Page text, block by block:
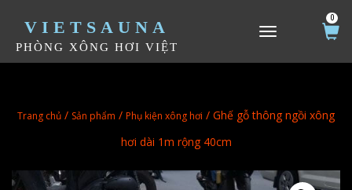
VIETSAUNA
PHÒNG XÔNG HƠI VIỆT
TOGGLE NAVIGATION
0
Trang chủ / Sản phẩm / Phụ kiện xông hơi / Ghế gỗ thông ngồi xông
hơi dài 1m rộng 40cm